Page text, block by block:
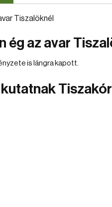
ég az avar
is lángra kapott.